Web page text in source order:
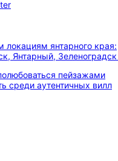
локациям янтарного края:
Янтарный,
пейзажами
среди аутентичных вилл